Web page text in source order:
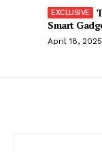
Smart
April 18, 2025